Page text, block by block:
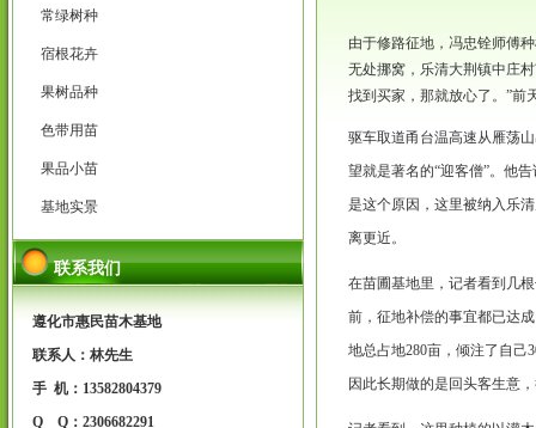
常绿树种
宿根花卉
果树品种
色带用苗
果品小苗
基地实景
联系我们
遵化市惠民苗木基地
联系人：林先生
手 机：13582804379
Q Q：2306682291
由于修路征地，冯忠铨师傅
无处挪窝，乐清大荆镇中庄
找到买家，那就放心了。”前
驱车取道甬台温高速从雁荡
望就是著名的“迎客僧”。他
是这个原因，这里被纳入乐
离更近。
在苗圃基地里，记者看到几
前，征地补偿的事宜都已达
地总占地280亩，倾注了自己
因此长期做的是回头客生意